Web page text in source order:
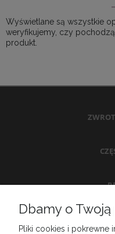
Wyświetlane są wszystkie
weryfikujemy, czy
produkt.
Dbamy o
Pliki cookies i pokrewne